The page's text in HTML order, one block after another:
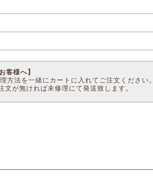
客様へ】
方法を一緒にカートに入れてご注文ください。
が無ければ未修理にて発送致します。